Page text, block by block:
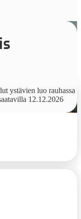
ystävien luo rauhassa
12.12.2026